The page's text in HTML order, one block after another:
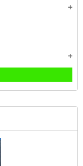
add
add